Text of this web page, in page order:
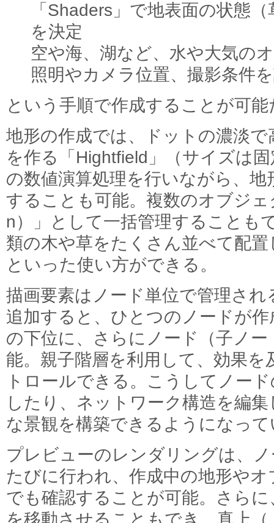
「Shaders」で地表面の状態
を決定
空や海、湖など、水や大気の
照明やカメラ位置、撮影条件
という手順で作成することが可能
地形の作成では、ドットの濃淡
を作る「Hightfield」（サイズは
の数値演算処理を行いながら、
することも可能。複数のオブジ
n）」として一括管理することも
類の木や草をたくさん並べて配
といった使い方ができる。
描画要素はノード単位で管理さ
追加すると、ひとつのノードが
の下位に、さらにノード（子ノ
能。親子階層を利用して、効果
トロールできる。こうしてノー
したり、ネットワーク構造を編
な景観を構築できるようになっ
プレビューのレンダリングは、
たびに行われ、作成中の地形や
でも確認することが可能。さら
を移動させることもでき、真上